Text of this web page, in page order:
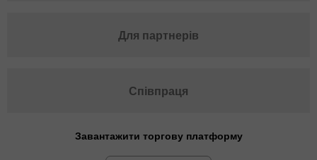
Для партнерів
Співпраця
Завантажити торгову платформу